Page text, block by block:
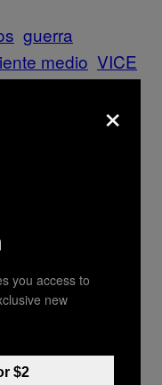
guerra
medio VICE
×
you access to
new
$2